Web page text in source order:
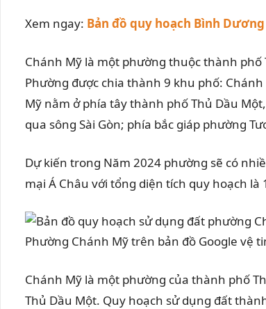
Xem ngay: Bản đồ quy hoạch Bình Dương
Chánh Mỹ là một phường thuộc thành phố
Phường được chia thành 9 khu phố: Chánh
Mỹ nằm ở phía tây thành phố Thủ Dầu
qua sông Sài Gòn; phía bắc giáp phường
Dự kiến trong Năm 2024 phường sẽ có
mại Á Châu với tổng diện tích quy hoạch là
Phường Chánh Mỹ trên bản đồ Google vệ
Chánh Mỹ là một phường của thành phố
Thủ Dầu Một. Quy hoạch sử dụng đất